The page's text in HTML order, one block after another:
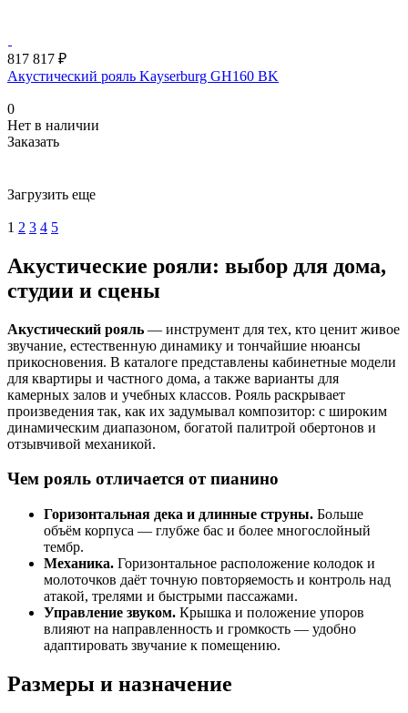
817 817 ₽
Акустический рояль Kayserburg GH160 BK
0
Нет в наличии
Заказать
Загрузить еще
1 2 3 4 5
Акустические рояли: выбор для дома,
студии и сцены
Акустический рояль — инструмент для тех, кто ценит живое
звучание, естественную динамику и тончайшие нюансы
прикосновения. В каталоге представлены кабинетные модели
для квартиры и частного дома, а также варианты для
камерных залов и учебных классов. Рояль раскрывает
произведения так, как их задумывал композитор: с широким
динамическим диапазоном, богатой палитрой обертонов и
отзывчивой механикой.
Чем рояль отличается от пианино
Горизонтальная дека и длинные струны. Больше
объём корпуса — глубже бас и более многослойный
тембр.
Механика. Горизонтальное расположение колодок и
молоточков даёт точную повторяемость и контроль над
атакой, трелями и быстрыми пассажами.
Управление звуком. Крышка и положение упоров
влияют на направленность и громкость — удобно
адаптировать звучание к помещению.
Размеры и назначение